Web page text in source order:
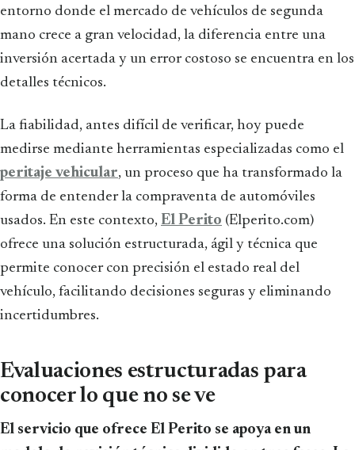
entorno donde el mercado de vehículos de segunda
mano crece a gran velocidad, la diferencia entre una
inversión acertada y un error costoso se encuentra en los
detalles técnicos.
La fiabilidad, antes difícil de verificar, hoy puede
medirse mediante herramientas especializadas como el
peritaje vehicular, un proceso que ha transformado la
forma de entender la compraventa de automóviles
usados. En este contexto, El Perito (Elperito.com)
ofrece una solución estructurada, ágil y técnica que
permite conocer con precisión el estado real del
vehículo, facilitando decisiones seguras y eliminando
incertidumbres.
Evaluaciones estructuradas para
conocer lo que no se ve
El servicio que ofrece El Perito se apoya en un